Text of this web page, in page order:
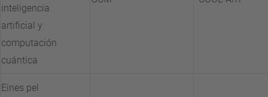
inteligencia
artificial y
computación
cuántica
Eines pel